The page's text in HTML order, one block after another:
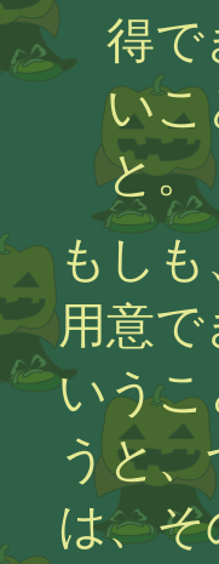
得で
いこ
と。
もし
用意
いう
うと
は、